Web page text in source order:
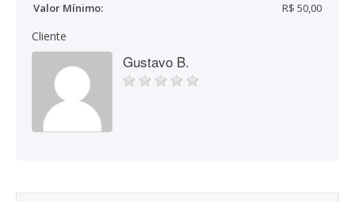
Valor Mínimo:
R$ 50,00
Cliente
Gustavo B.